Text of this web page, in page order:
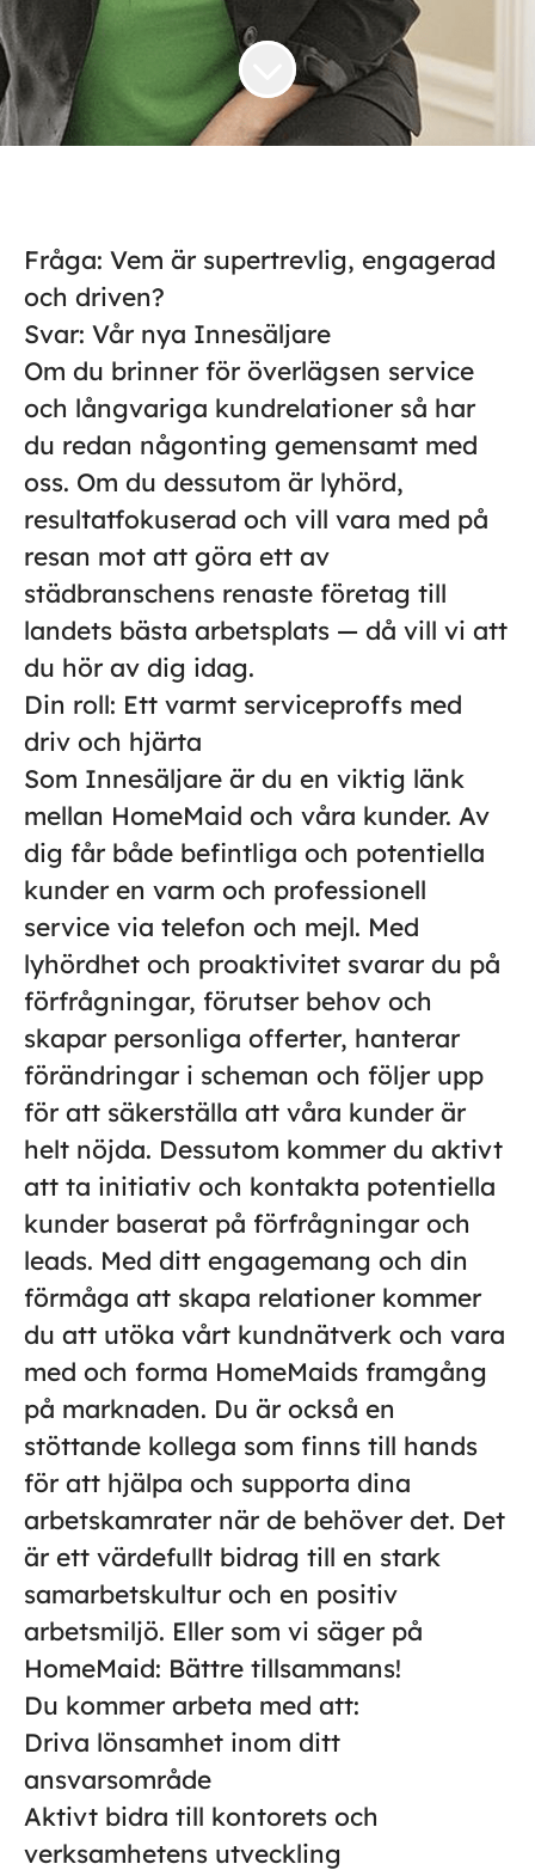
Fråga: Vem är supertrevlig, engagerad
och driven?
Svar: Vår nya Innesäljare
Om du brinner för överlägsen service
och långvariga kundrelationer så har
du redan någonting gemensamt med
oss. Om du dessutom är lyhörd,
resultatfokuserad och vill vara med på
resan mot att göra ett av
städbranschens renaste företag till
landets bästa arbetsplats — då vill vi att
du hör av dig idag.
Din roll: Ett varmt serviceproffs med
driv och hjärta
Som Innesäljare är du en viktig länk
mellan HomeMaid och våra kunder. Av
dig får både befintliga och potentiella
kunder en varm och professionell
service via telefon och mejl. Med
lyhördhet och proaktivitet svarar du på
förfrågningar, förutser behov och
skapar personliga offerter, hanterar
förändringar i scheman och följer upp
för att säkerställa att våra kunder är
helt nöjda. Dessutom kommer du aktivt
att ta initiativ och kontakta potentiella
kunder baserat på förfrågningar och
leads. Med ditt engagemang och din
förmåga att skapa relationer kommer
du att utöka vårt kundnätverk och vara
med och forma HomeMaids framgång
på marknaden. Du är också en
stöttande kollega som finns till hands
för att hjälpa och supporta dina
arbetskamrater när de behöver det. Det
är ett värdefullt bidrag till en stark
samarbetskultur och en positiv
arbetsmiljö. Eller som vi säger på
HomeMaid: Bättre tillsammans!
Du kommer arbeta med att:
Driva lönsamhet inom ditt
ansvarsområde
Aktivt bidra till kontorets och
verksamhetens utveckling